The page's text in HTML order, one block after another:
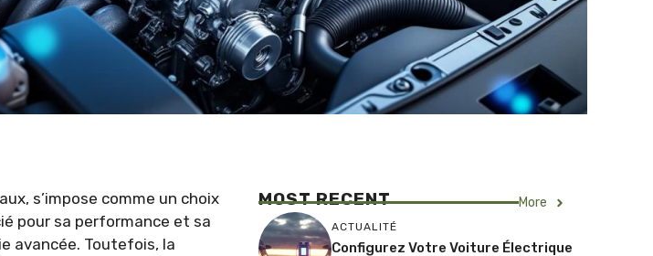
s’impose comme un choix
pour sa performance et sa
avancée. Toutefois, la
MOST RECENT More
ACTUALITÉ
Configurez Votre Voiture Électrique